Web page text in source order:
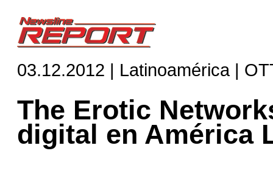
03.12.2012 | Latinoamérica |
The Erotic
digital en América